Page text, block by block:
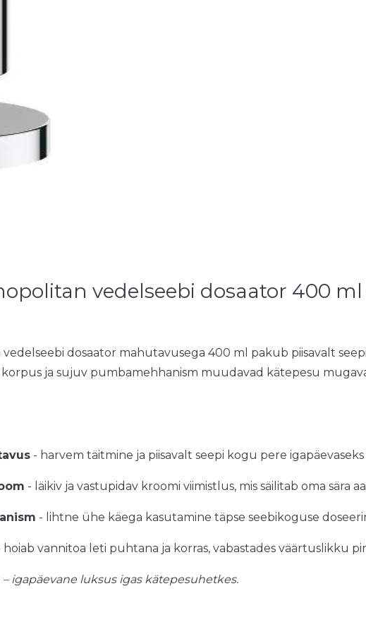
vedelseebi dosaator 400
dosaator mahutavusega 400 ml pakub piisavalt
ja sujuv pumbamehhanism muudavad kätepesu
- harvem täitmine ja piisavalt seepi kogu pere
- läikiv ja vastupidav kroomi viimistlus, mis säilitab oma sära
- lihtne ühe käega kasutamine täpse seebikoguse
hoiab vannitoa leti puhtana ja korras, vabastades väärtuslikku
igapäevane luksus igas kätepesuhetkes.